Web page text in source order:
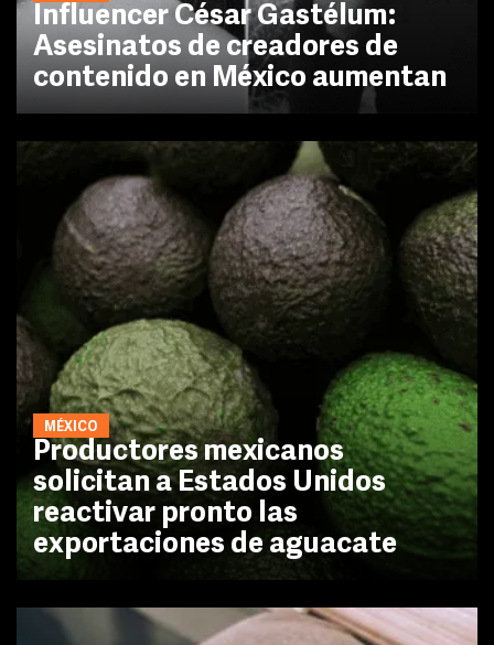
Influencer César Gastélum:
Asesinatos de creadores de
contenido en México aumentan
MÉXICO
Productores mexicanos
solicitan a Estados Unidos
reactivar pronto las
exportaciones de aguacate